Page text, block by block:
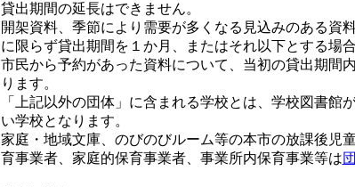
貸出期間の延長はできません。
開架資料、季節により需要が多くなる見込みのある資
に限らず貸出期間を１か月、またはそれ以下とする場合
市民から予約があった資料について、当初の貸出期間
ります。
「上記以外の団体」に含まれる学校とは、学校図書館
い学校となります。
家庭・地域文庫、のびのびルーム等の本市の放課後児
育事業者、家庭的保育事業者、事業所内保育事業等は